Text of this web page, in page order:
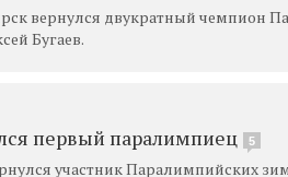
вернулся двукратный чемпион
Бугаев.
первый паралимпиец 5
участник Паралимпийских